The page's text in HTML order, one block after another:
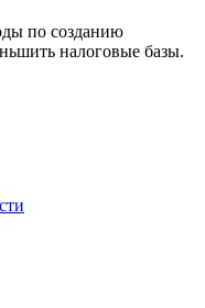
по созданию
налоговые базы.